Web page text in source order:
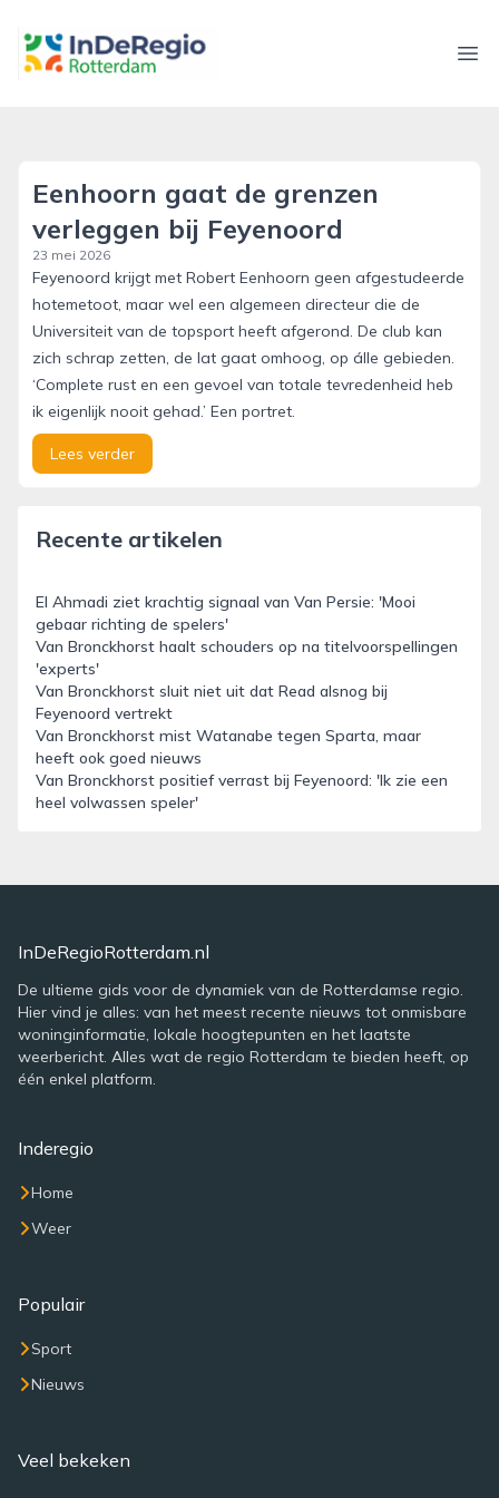
inderegiorotterdam.nl
Eenhoorn gaat de grenzen
verleggen bij Feyenoord
23 mei 2026
Feyenoord krijgt met Robert Eenhoorn geen afgestudeerde
hotemetoot, maar wel een algemeen directeur die de
Universiteit van de topsport heeft afgerond. De club kan
zich schrap zetten, de lat gaat omhoog, op álle gebieden.
‘Complete rust en een gevoel van totale tevredenheid heb
ik eigenlijk nooit gehad.’ Een portret.
Lees verder
Recente artikelen
El Ahmadi ziet krachtig signaal van Van Persie: 'Mooi
gebaar richting de spelers'
Van Bronckhorst haalt schouders op na titelvoorspellingen
'experts'
Van Bronckhorst sluit niet uit dat Read alsnog bij
Feyenoord vertrekt
Van Bronckhorst mist Watanabe tegen Sparta, maar
heeft ook goed nieuws
Van Bronckhorst positief verrast bij Feyenoord: 'Ik zie een
heel volwassen speler'
InDeRegioRotterdam.nl
De ultieme gids voor de dynamiek van de Rotterdamse regio.
Hier vind je alles: van het meest recente nieuws tot onmisbare
woninginformatie, lokale hoogtepunten en het laatste
weerbericht. Alles wat de regio Rotterdam te bieden heeft, op
één enkel platform.
Inderegio
Home
Weer
Populair
Sport
Nieuws
Veel bekeken